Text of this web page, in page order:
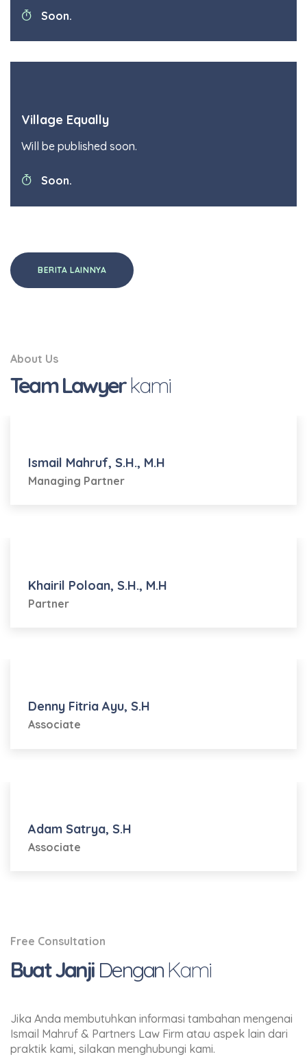
Soon.
Village Equally
Will be published soon.
Soon.
BERITA LAINNYA
About Us
Team Lawyerkami
Ismail Mahruf, S.H., M.H
Managing Partner
Khairil Poloan, S.H., M.H
Partner
Denny Fitria Ayu, S.H
Associate
Adam Satrya, S.H
Associate
Free Consultation
Buat Janji DenganKami
Jika Anda membutuhkan informasi tambahan mengenai
Ismail Mahruf & Partners Law Firm atau aspek lain dari
praktik kami, silakan menghubungi kami.